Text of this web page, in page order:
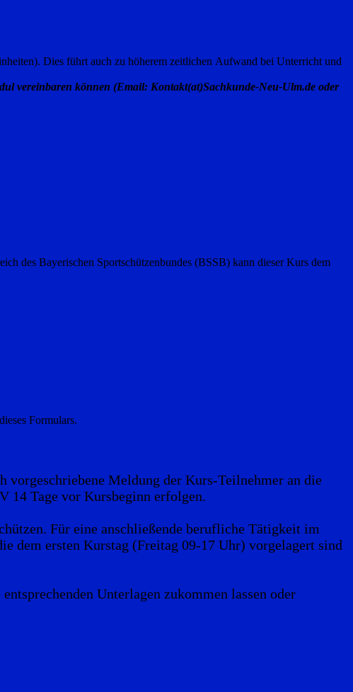
Dies führt auch zu höherem zeitlichen Aufwand bei Unterricht und
vereinbaren können (Email: Kontakt(at)Sachkunde-Neu-Ulm.de oder
des Bayerischen Sportschützenbundes (BSSB) kann dieser Kurs dem
Formulars.
Meldung der Kurs-Teilnehmer an die
14 Tage vor Kursbeginn erfolgen.
Für eine anschließende berufliche Tätigkeit im
dem ersten Kurstag (Freitag 09-17 Uhr) vorgelagert sind
Unterlagen zukommen lassen oder